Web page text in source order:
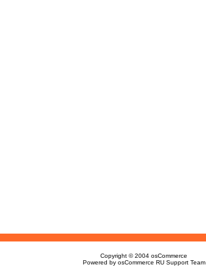
Copyright © 2004 osCommerce
Powered by osCommerce RU Support Team